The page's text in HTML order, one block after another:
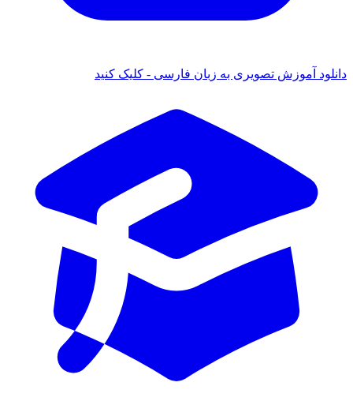
دانلود آموزش تصویری به زبان فارسی - کلیک کنید